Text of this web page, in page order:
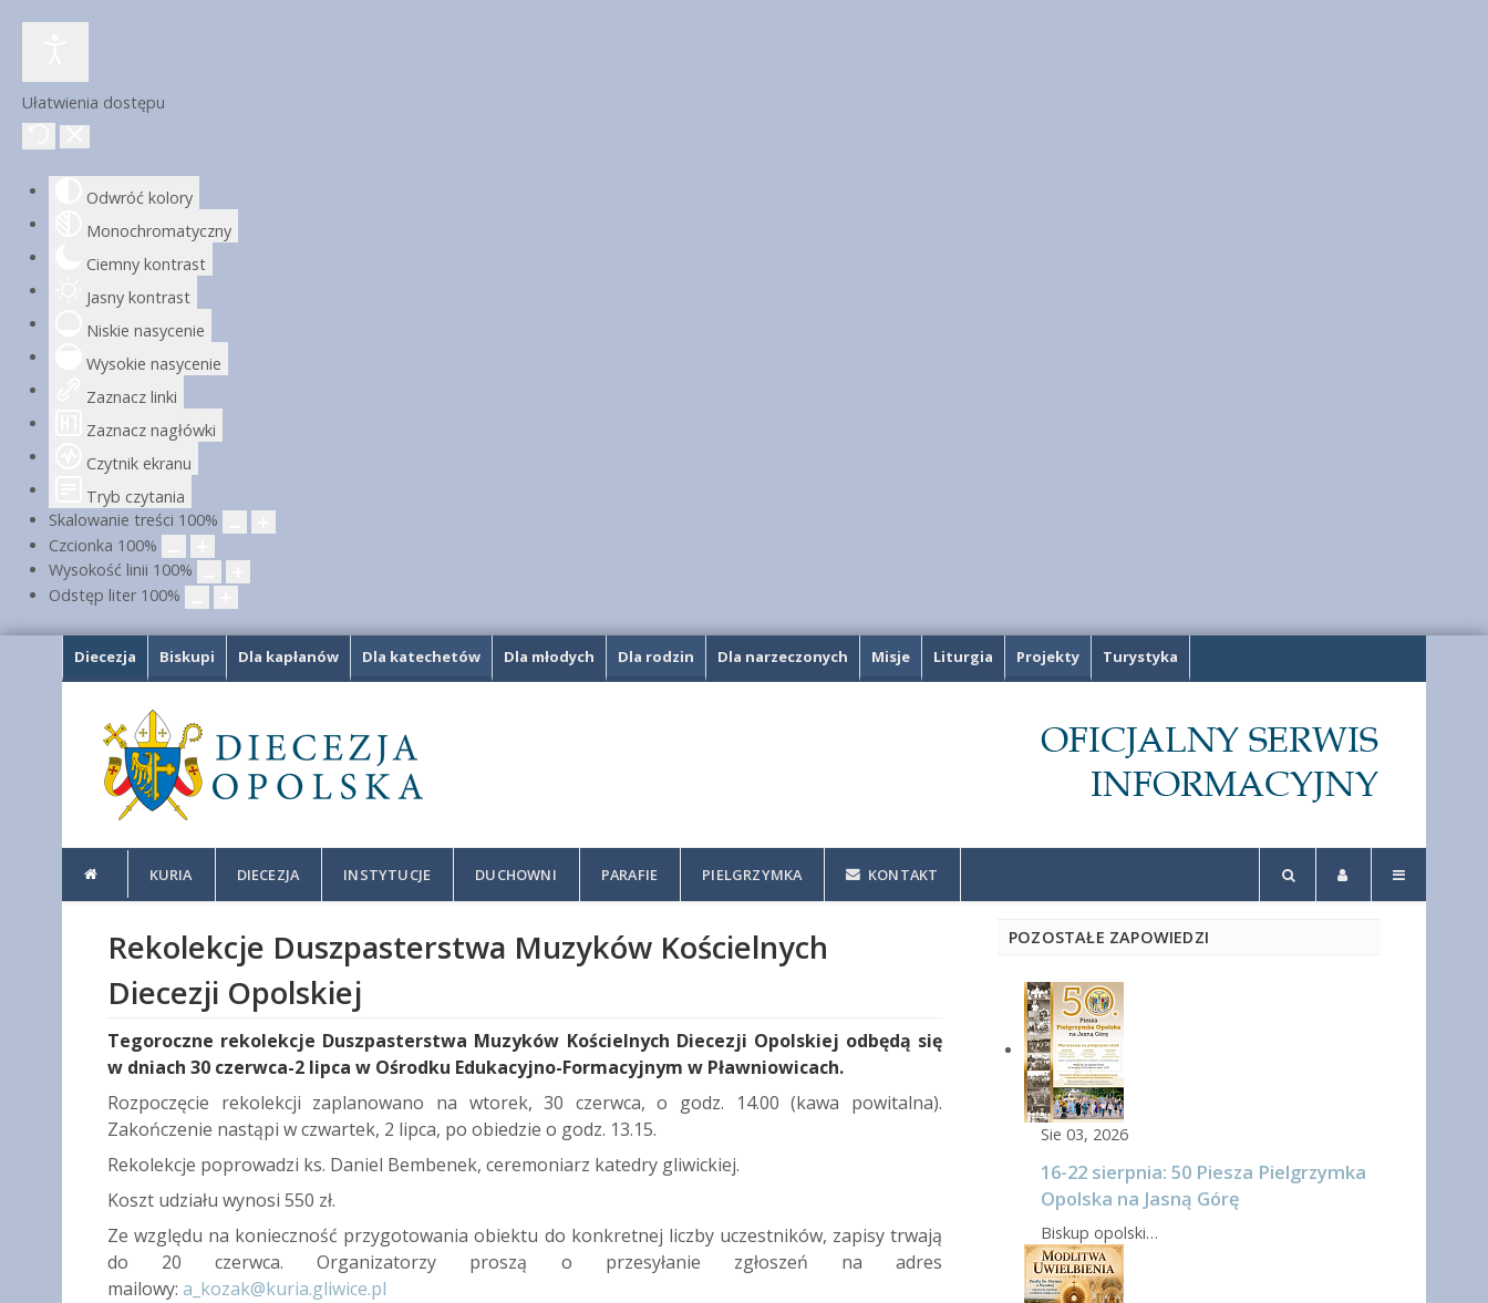
Ułatwienia dostępu
Odwróć kolory
Monochromatyczny
Ciemny kontrast
Jasny kontrast
Niskie nasycenie
Wysokie nasycenie
Zaznacz linki
Zaznacz nagłówki
Czytnik ekranu
Tryb czytania
Skalowanie treści 100%
Czcionka 100%
Wysokość linii 100%
Odstęp liter 100%
Diecezja Biskupi Dla kapłanów Dla katechetów Dla młodych Dla rodzin Dla narzeczonych Misje Liturgia Projekty Turystyka
KURIA DIECEZJA INSTYTUCJE DUCHOWNI PARAFIE PIELGRZYMKA KONTAKT
Rekolekcje Duszpasterstwa Muzyków Kościelnych
Diecezji Opolskiej
Tegoroczne rekolekcje Duszpasterstwa Muzyków Kościelnych Diecezji Opolskiej odbędą się
w dniach 30 czerwca-2 lipca w Ośrodku Edukacyjno-Formacyjnym w Pławniowicach.
Rozpoczęcie rekolekcji zaplanowano na wtorek, 30 czerwca, o godz. 14.00 (kawa powitalna).
Zakończenie nastąpi w czwartek, 2 lipca, po obiedzie o godz. 13.15.
Rekolekcje poprowadzi ks. Daniel Bembenek, ceremoniarz katedry gliwickiej.
Koszt udziału wynosi 550 zł.
Ze względu na konieczność przygotowania obiektu do konkretnej liczby uczestników, zapisy trwają
do 20 czerwca. Organizatorzy proszą o przesyłanie zgłoszeń na adres
mailowy: a_kozak@kuria.gliwice.pl
POZOSTAŁE ZAPOWIEDZI
Sie 03, 2026
16-22 sierpnia: 50 Piesza Pielgrzymka
Opolska na Jasną Górę
Biskup opolski…